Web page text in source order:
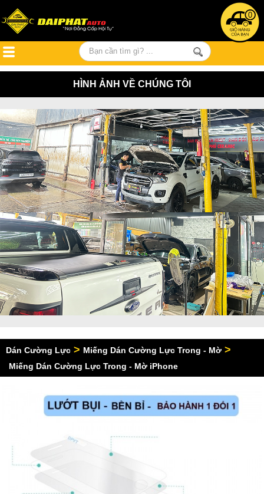
0
HÌNH ẢNH VỀ CHÚNG TÔI
Dán Cường Lực > Miếng Dán Cường Lực Trong - Mờ >
Miếng Dán Cường Lực Trong - Mờ iPhone